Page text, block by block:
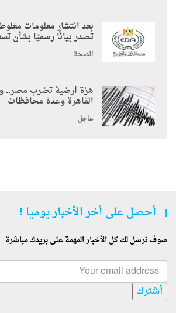
بعد انتشار معلومات
تصدر بيانًا رسميًا بشأن
الصحة
هزة أرضية تضرب مصر..
القاهرة وعدة محافظات
عاجل
أحصل على أخر الأخبار يوميا !
سوف نرسل لك كل الأخبار المهمة على بريدك مباشرة
أشترك